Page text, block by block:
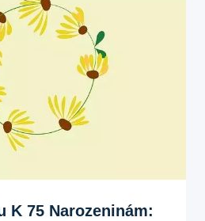
K 75 Narozeninám: